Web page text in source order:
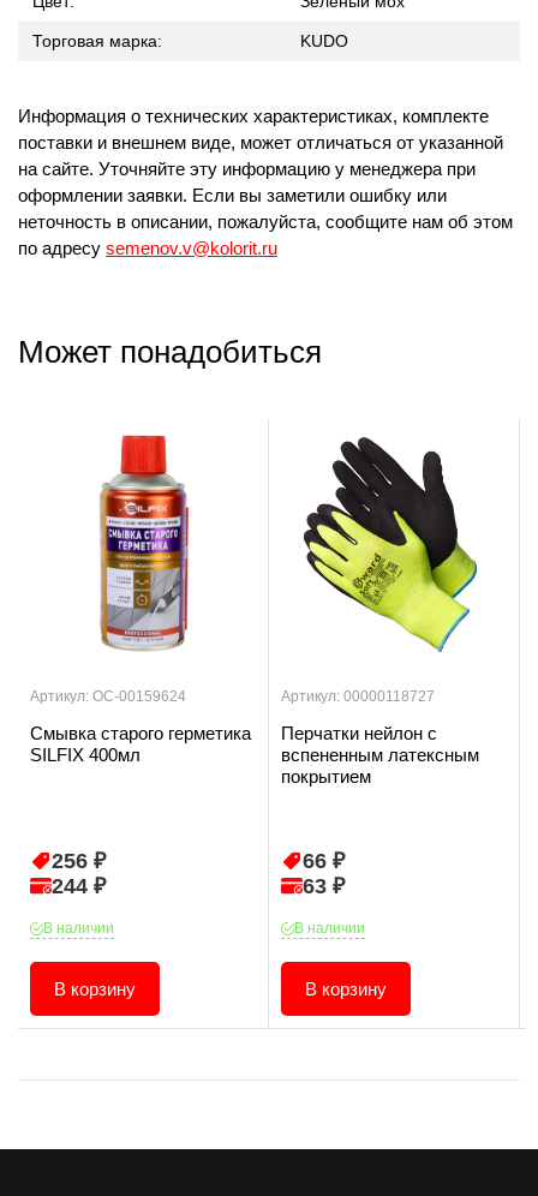
Торговая марка: KUDO
Информация о технических характеристиках, комплекте
поставки и внешнем виде, может отличаться от указанной
на сайте. Уточняйте эту информацию у менеджера при
оформлении заявки. Если вы заметили ошибку или
неточность в описании, пожалуйста, сообщите нам об этом
по адресу semenov.v@kolorit.ru
Может понадобиться
Артикул: ОС-00159624
Смывка старого герметика
SILFIX 400мл
256 ₽
244 ₽
В наличии
В корзину
Артикул: 00000118727
Перчатки нейлон с
вспененным латексным
покрытием
66 ₽
63 ₽
В наличии
В корзину